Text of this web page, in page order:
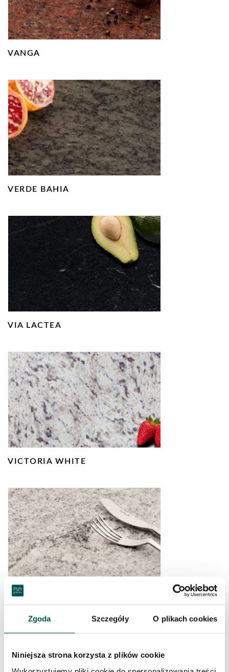
Zgoda Szczegóły O plikach cookies
Niniejsza strona korzysta z plików cookie
VANGA
VERDE BAHIA
VIA LACTEA
VICTORIA WHITE
VISCOUNT WHITE